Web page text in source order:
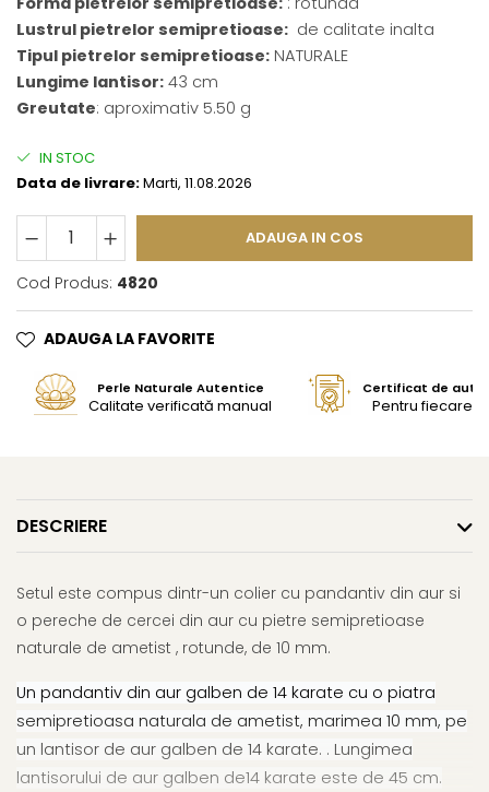
Lustrul pietrelor semipretioase: de calitate inalta
Tipul pietrelor semipretioase: NATURALE
Lungime lantisor: 43 cm
Greutate: aproximativ 5.50 g
IN STOC
Data de livrare:Marti, 11.08.2026
ADAUGA IN COS
Cod Produs: 4820
ADAUGA LA FAVORITE
Perle Naturale Autentice
Calitate verificată manual
Certificat de
Pentru fiecare
DESCRIERE
Setul este compus dintr-un colier cu pandantiv din aur si
o pereche de cercei din aur cu pietre semipretioase
naturale de ametist , rotunde, de 10 mm.
Un pandantiv din aur galben de 14 karate cu o piatra
semipretioasa naturala de ametist, marimea 10 mm, pe
un lantisor de aur galben de 14 karate. . Lungimea
lantisorului de aur galben de14 karate este de 45 cm.